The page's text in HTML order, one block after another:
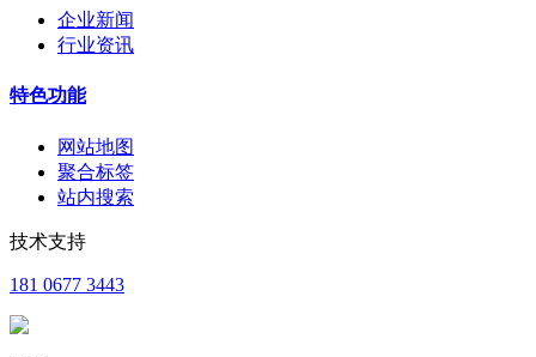
企业新闻
行业资讯
特色功能
网站地图
聚合标签
站内搜索
技术支持
181 0677 3443